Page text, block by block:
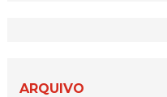
ARQUIVO